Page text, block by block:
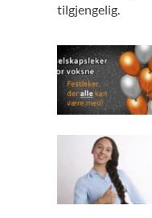
tilgjengelig.